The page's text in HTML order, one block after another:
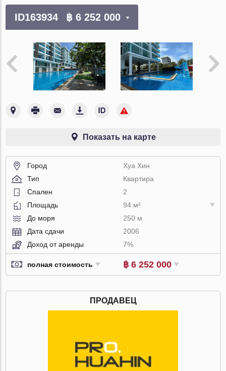
ID163934 ฿ 6 252 000
Показать на карте
Город
Хуа Хин
Тип
Квартира
Спален
2
Площадь
94 м²
До моря
250 м
Дата сдачи
2006
Доход от аренды
7%
полная стоимость ฿ 6 252 000
ПРОДАВЕЦ